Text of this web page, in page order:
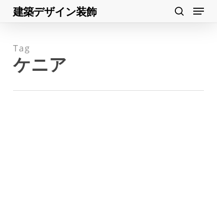
Skip
content
建築デザイン装飾 Menu
Tag
ケニア